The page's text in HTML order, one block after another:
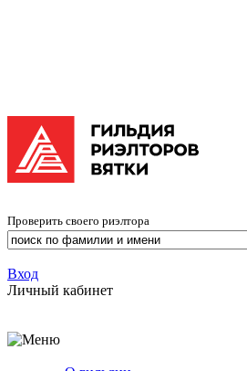
Проверить своего риэлтора
Вход
Личный кабинет